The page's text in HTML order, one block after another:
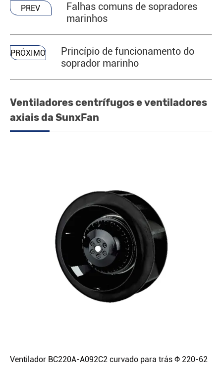
PREV
Falhas comuns de sopradores
marinhos
PRÓXIMO
Princípio de funcionamento do
soprador marinho
Ventiladores centrífugos e ventiladores
axiais da SunxFan
Ventilador BC220A-A092C2 curvado para trás Φ 220-62